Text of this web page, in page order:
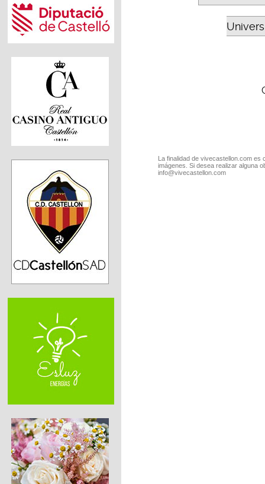
La finalidad de vivecastellon.com
imágenes. Si desea realizar alguna
info@vivecastellon.com